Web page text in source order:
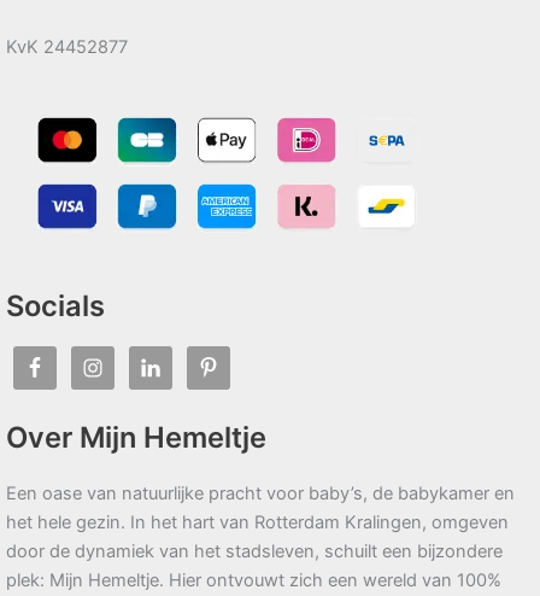
KvK 24452877
Socials
Over Mijn Hemeltje
Een oase van natuurlijke pracht voor baby’s, de babykamer en
het hele gezin. In het hart van Rotterdam Kralingen, omgeven
door de dynamiek van het stadsleven, schuilt een bijzondere
plek: Mijn Hemeltje. Hier ontvouwt zich een wereld van 100%